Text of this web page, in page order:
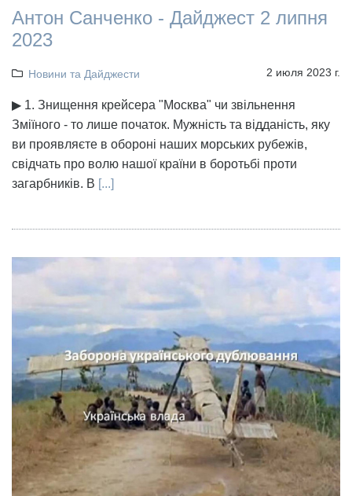
Антон Санченко - Дайджест 2 липня
2023
Новини та Дайджести 2 июля 2023 г.
▶ 1. Знищення крейсера "Москва" чи звільнення
Зміїного - то лише початок. Мужність та відданість, яку
ви проявляєте в обороні наших морських рубежів,
свідчать про волю нашої країни в боротьбі проти
загарбників. В [...]